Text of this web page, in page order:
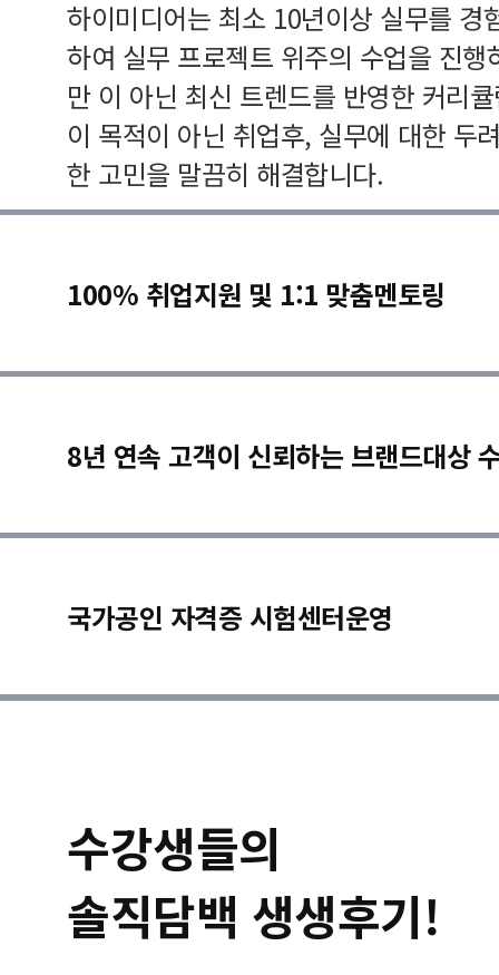
하이미디어는 최소 10년이상 실무를 경
하여 실무 프로젝트 위주의 수업을 진
만 이 아닌 최신 트렌드를 반영한 커리
이 목적이 아닌 취업후, 실무에 대한 두
한 고민을 말끔히 해결합니다.
100% 취업지원 및 1:1 맞춤멘토링
8년 연속 고객이 신뢰하는 브랜드대상
국가공인 자격증 시험센터운영
수강생들의
솔직담백 생생후기!